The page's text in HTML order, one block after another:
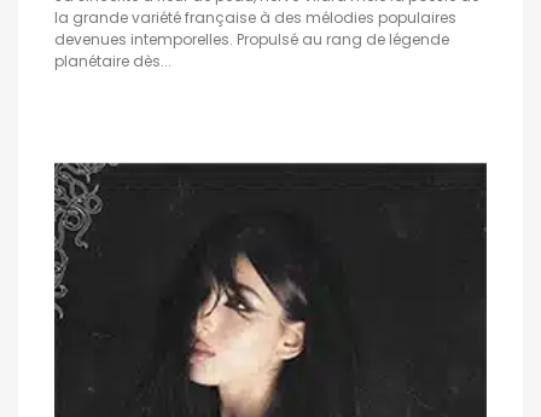
la grande variété française à des mélodies populaires
devenues intemporelles. Propulsé au rang de légende
planétaire dès...